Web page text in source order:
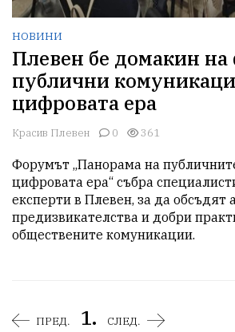
НОВИНИ
Плевен бе домакин
публични
цифровата ера
Красив Плевен 0 361
Форумът „Панорама на
цифровата ера“ събра
експерти в Плевен, за да обсъдят
предизвикателства и добри
обществените комуникации.
ПРЕД. 1. СЛЕД.